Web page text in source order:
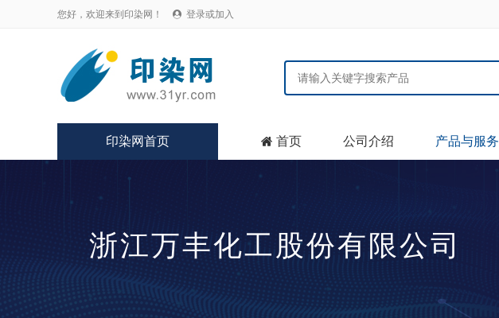
您好，欢迎来到印染网！  登录或加入
印染网首页  首页 公司介绍 产品与服务
浙江万丰化工股份有限公司